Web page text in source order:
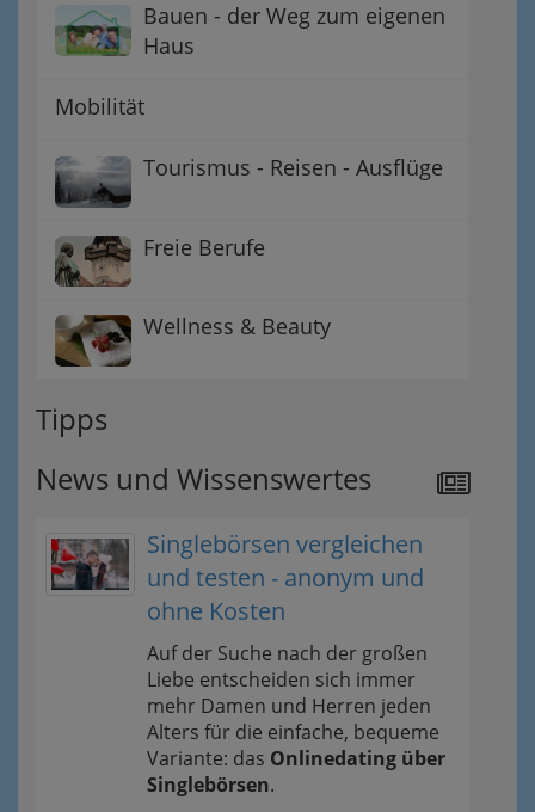
Bauen - der Weg zum eigenen
Haus
Mobilität
Tourismus - Reisen - Ausflüge
Freie Berufe
Wellness & Beauty
Tipps
News und Wissenswertes
Singlebörsen vergleichen
und testen - anonym und
ohne Kosten
Auf der Suche nach der großen
Liebe entscheiden sich immer
mehr Damen und Herren jeden
Alters für die einfache, bequeme
Variante: das Onlinedating über
Singlebörsen.